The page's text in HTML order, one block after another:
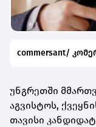
commersant/
უნგრეთში
აგვისტოს,
თავისი